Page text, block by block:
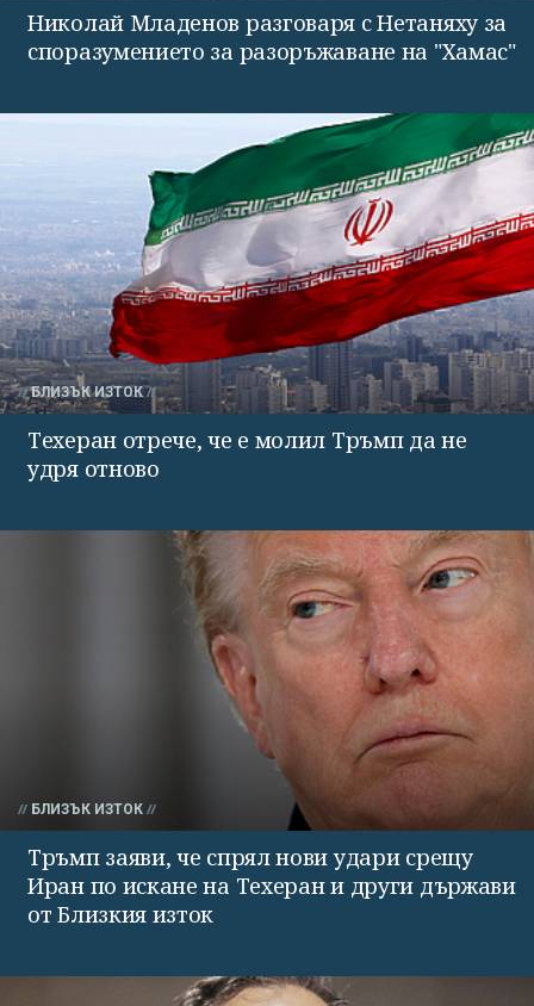
Николай Младенов разговаря с Нетаняху за
споразумението за разоръжаване на "Хамас"
БЛИЗЪК ИЗТОК
Техеран отрече, че е молил Тръмп да не
удря отново
БЛИЗЪК ИЗТОК
Тръмп заяви, че спрял нови удари срещу
Иран по искане на Техеран и други държави
от Близкия изток